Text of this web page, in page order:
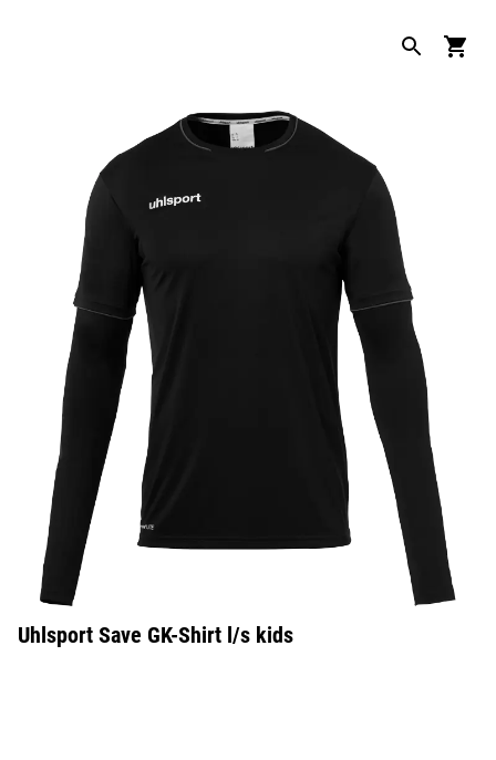
Uhlsport Save GK-Shirt l/s kids